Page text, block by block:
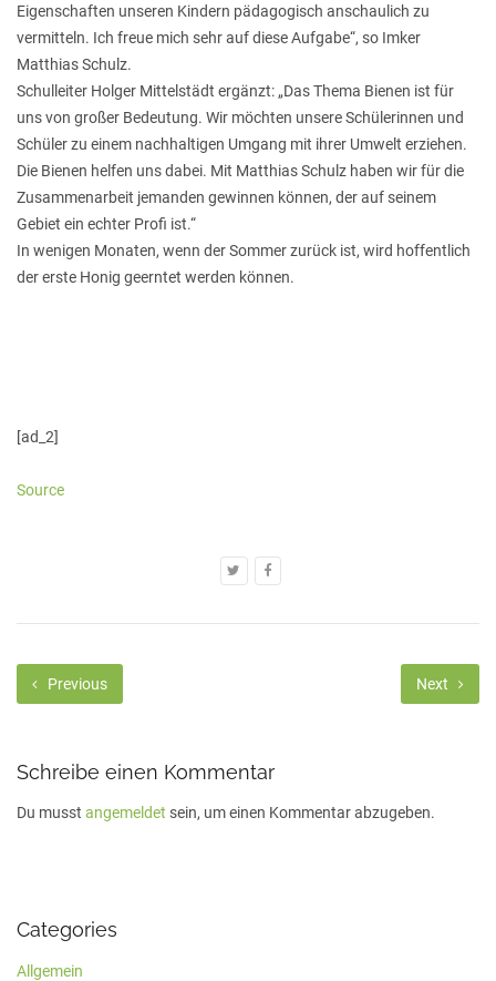
Eigenschaften unseren Kindern pädagogisch anschaulich zu
vermitteln. Ich freue mich sehr auf diese Aufgabe“, so Imker
Matthias Schulz.
Schulleiter Holger Mittelstädt ergänzt: „Das Thema Bienen ist für
uns von großer Bedeutung. Wir möchten unsere Schülerinnen und
Schüler zu einem nachhaltigen Umgang mit ihrer Umwelt erziehen.
Die Bienen helfen uns dabei. Mit Matthias Schulz haben wir für die
Zusammenarbeit jemanden gewinnen können, der auf seinem
Gebiet ein echter Profi ist.“
In wenigen Monaten, wenn der Sommer zurück ist, wird hoffentlich
der erste Honig geerntet werden können.
[ad_2]
Source
Previous Next
Schreibe einen Kommentar
Du musst angemeldet sein, um einen Kommentar abzugeben.
Categories
Allgemein